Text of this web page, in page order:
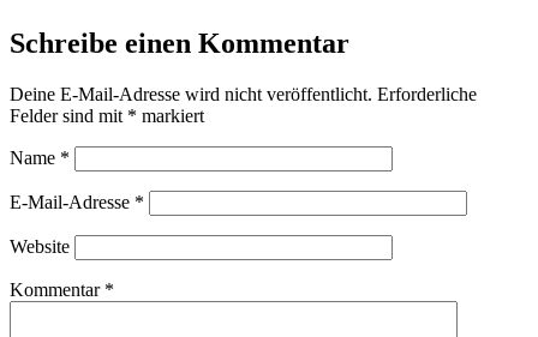
Schreibe einen Kommentar
Deine E-Mail-Adresse wird nicht veröffentlicht. Erforderliche
Felder sind mit * markiert
Name *
E-Mail-Adresse *
Website
Kommentar *